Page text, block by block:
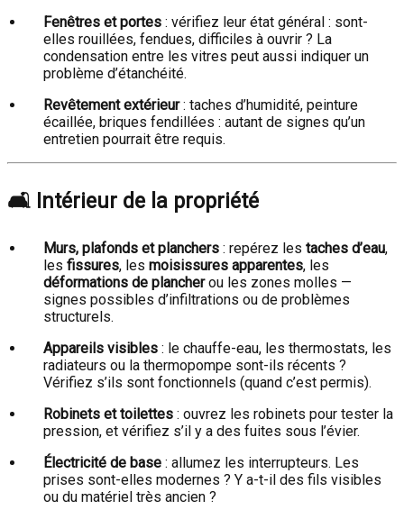
Fenêtres et portes : vérifiez leur état général : sont-
elles rouillées, fendues, difficiles à ouvrir ? La
condensation entre les vitres peut aussi indiquer un
problème d’étanchéité.
Revêtement extérieur: taches d’humidité, peinture
écaillée, briques fendillées : autant de signes qu’un
entretien pourrait être requis.
🛋️ Intérieur de la propriété
Murs, plafonds et planchers : repérez les taches d’eau,
les fissures, les moisissures apparentes, les
déformations de plancherou les zones molles —
signes possibles d’infiltrations ou de problèmes
structurels.
Appareils visibles : le chauffe-eau, les thermostats, les
radiateurs ou la thermopompe sont-ils récents ?
Vérifiez s’ils sont fonctionnels (quand c’est permis).
Robinets et toilettes : ouvrez les robinets pour tester la
pression, et vérifiez s’il y a des fuites sous l’évier.
Électricité de base : allumez les interrupteurs. Les
prises sont-elles modernes ? Y a-t-il des fils visibles
ou du matériel très ancien ?